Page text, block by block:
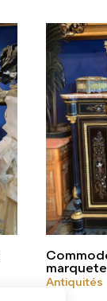
Antiquités